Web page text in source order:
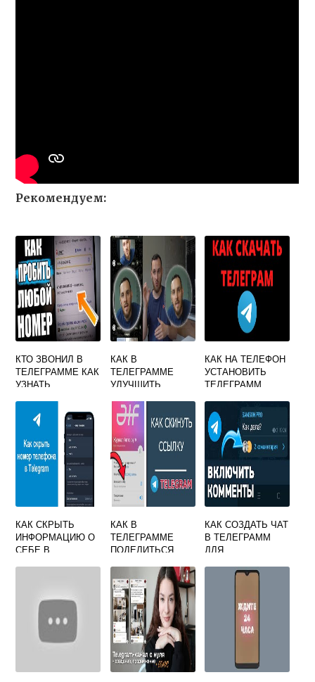
Рекомендуем:
КТО ЗВОНИЛ В
ТЕЛЕГРАММЕ КАК
УЗНАТЬ
КАК В
ТЕЛЕГРАММЕ
УЛУЧШИТЬ
ВИДЕОСООБЩЕН
ИЕ
КАК НА ТЕЛЕФОН
УСТАНОВИТЬ
ТЕЛЕГРАММ
КАК СКРЫТЬ
ИНФОРМАЦИЮ О
СЕБЕ В
КАК В
ТЕЛЕГРАММЕ
ПОДЕЛИТЬСЯ
ТЕЛЕФОНА
КАК СОЗДАТЬ ЧАТ
В ТЕЛЕГРАММ
ДЛЯ